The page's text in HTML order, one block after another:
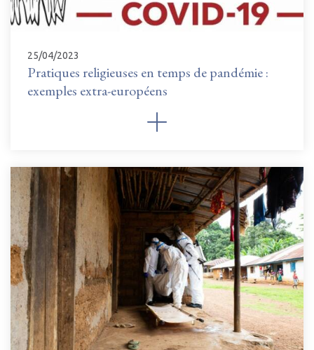
25/04/2023
Pratiques religieuses en temps de pandémie :
exemples extra-européens